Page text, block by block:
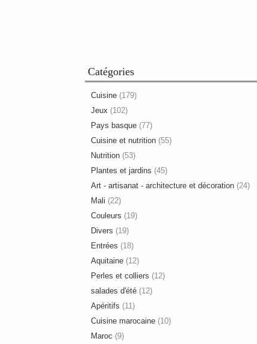
Catégories
Cuisine (179)
Jeux (102)
Pays basque (77)
Cuisine et nutrition (55)
Nutrition (53)
Plantes et jardins (45)
Art - artisanat - architecture et décoration (24)
Mali (22)
Couleurs (19)
Divers (19)
Entrées (18)
Aquitaine (12)
Perles et colliers (12)
salades d'été (12)
Apéritifs (11)
Cuisine marocaine (10)
Maroc (9)